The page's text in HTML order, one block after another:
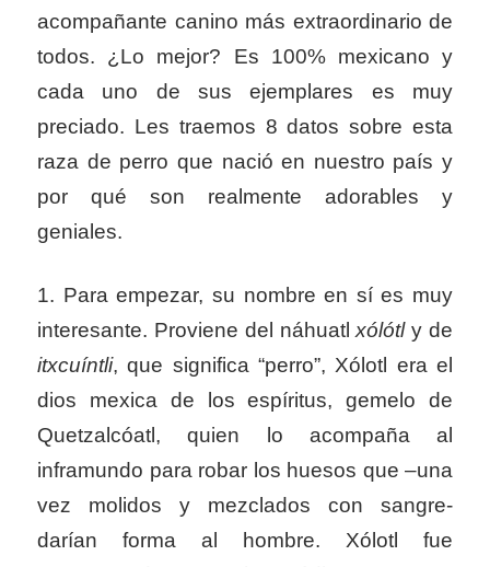
acompañante canino más extraordinario de
todos. ¿Lo mejor? Es 100% mexicano y
cada uno de sus ejemplares es muy
preciado. Les traemos 8 datos sobre esta
raza de perro que nació en nuestro país y
por qué son realmente adorables y
geniales.
1. Para empezar, su nombre en sí es muy
interesante. Proviene del náhuatlxólótly de
itxcuíntli, que significa “perro”, Xólotl era el
dios mexica de los espíritus, gemelo de
Quetzalcóatl, quien lo acompaña al
inframundo para robar los huesos que –una
vez molidos y mezclados con sangre-
darían forma al hombre. Xólotl fue